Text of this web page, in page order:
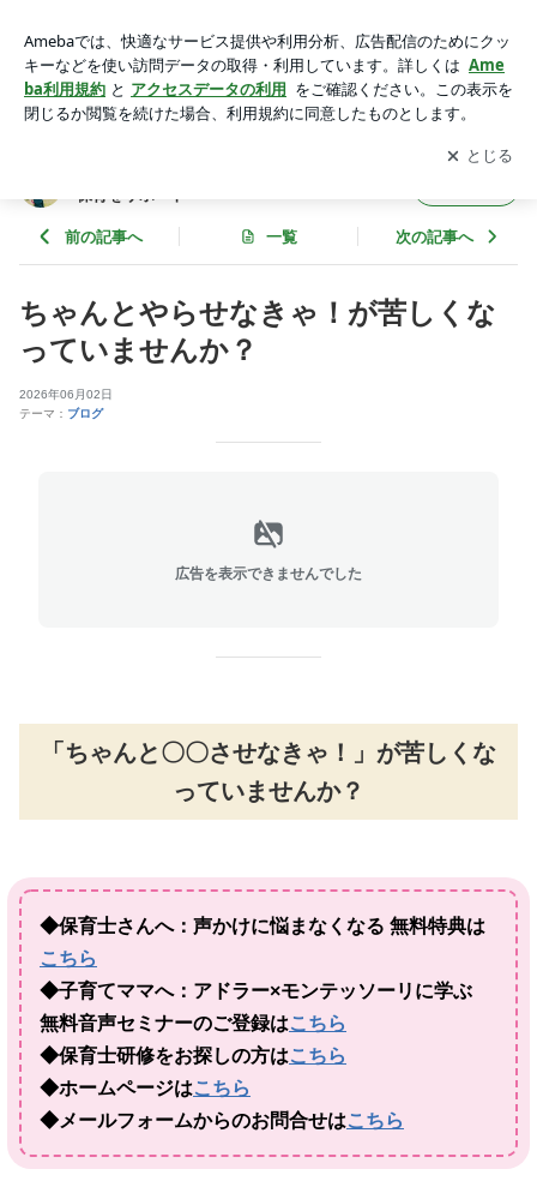
ー心理学とモンテッソーリで子育てと保育をサポート
アプリをダウンロードして ブログの更新通知
を受け取りまし
ょう。
開く
保育をサポート
前の記事へ 一覧 次の記事へ
ちゃんとやらせなきゃ！が苦しくな
っていませんか？
2026年06月02日
テーマ： ブログ
広告を表示できませんでした
「ちゃんと〇〇させなきゃ！」が苦しくな
っていませんか？
◆保育士さんへ：声かけに悩まなくなる 無料特典は
こちら
◆子育てママへ：アドラー×モンテッソーリに学ぶ
無料音声セミナーのご登録はこちら
◆保育士研修をお探しの方はこちら
◆ホームページはこちら
◆メールフォームからのお問合せはこちら